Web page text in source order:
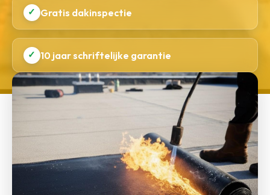
✓ Gratis dakinspectie
✓ 10 jaar schriftelijke garantie